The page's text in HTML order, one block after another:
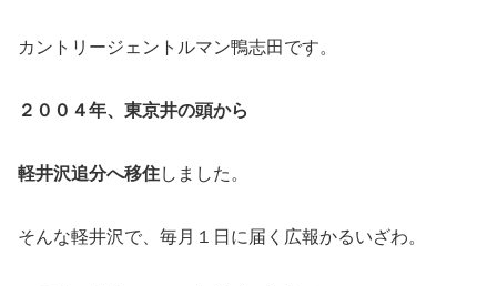
カントリージェントルマン鴨志田です。
２００４年、東京井の頭から
軽井沢追分へ移住しました。
そんな軽井沢で、毎月１日に届く広報かるいざわ。